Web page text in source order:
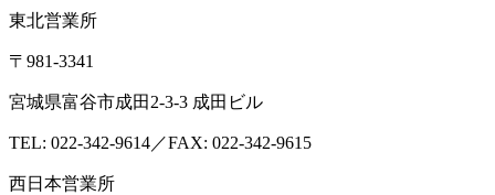
東北営業所
〒981-3341
宮城県富谷市成田2-3-3 成田ビル
TEL: 022-342-9614／FAX: 022-342-9615
西日本営業所